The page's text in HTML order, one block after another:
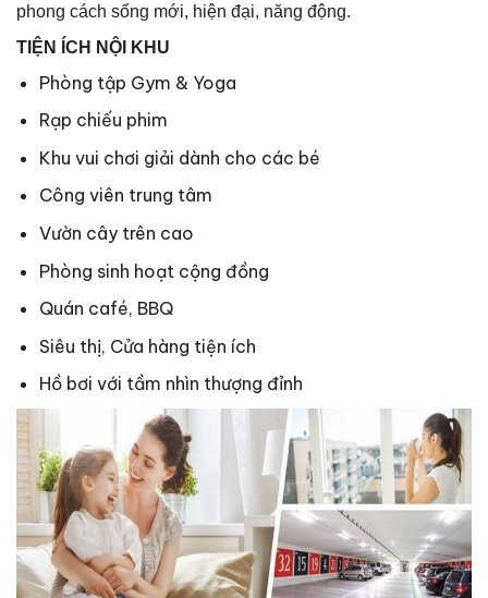
phong cách sống mới, hiện đại, năng động.
TIỆN ÍCH NỘI KHU
Phòng tập Gym & Yoga
Rạp chiếu phim
Khu vui chơi giải dành cho các bé
Công viên trung tâm
Vườn cây trên cao
Phòng sinh hoạt cộng đồng
Quán café, BBQ
Siêu thị, Cửa hàng tiện ích
Hồ bơi với tầm nhìn thượng đỉnh